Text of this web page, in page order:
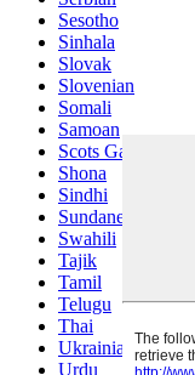
Sesotho
Sinhala
Slovak
Slovenian
Somali
Samoan
Scots Gaelic
Shona
Sindhi
Sundanese
Swahili
Tajik
Tamil
Telugu
Thai
Ukrainian
Urdu